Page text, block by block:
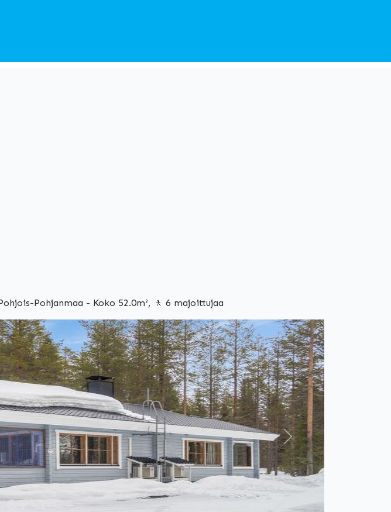
Pohjanmaa - Koko 52.0m², 🚶 6 majoittujaa
Seuraava